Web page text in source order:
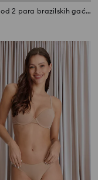
Komplet od 2 para brazilskih gaćica